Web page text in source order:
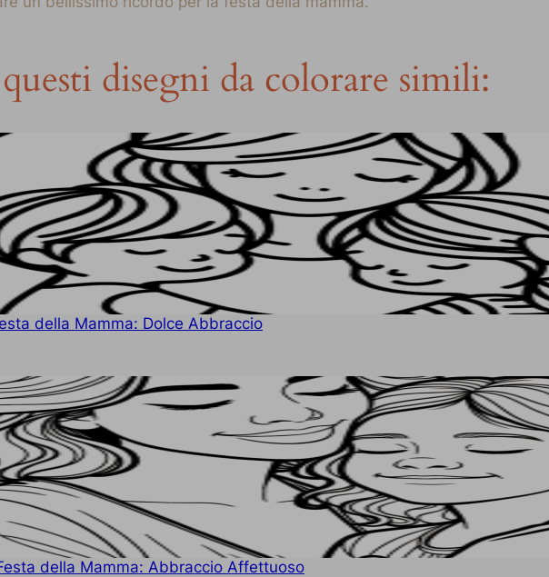
disegni da colorare simili:
della Mamma: Dolce Abbraccio
della Mamma: Abbraccio Affettuoso